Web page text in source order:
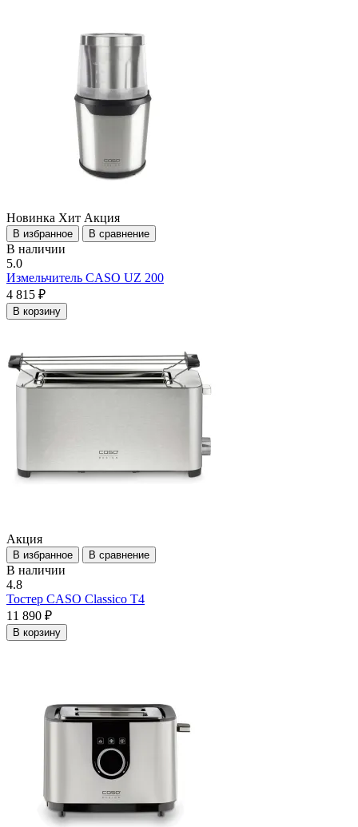
Новинка Хит Акция
В избранное В сравнение
В наличии
5.0
Измельчитель CASO UZ 200
4 815 ₽
В корзину
Акция
В избранное В сравнение
В наличии
4.8
Тостер CASO Classico T4
11 890 ₽
В корзину